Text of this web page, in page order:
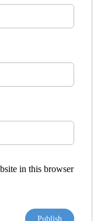
in this browser